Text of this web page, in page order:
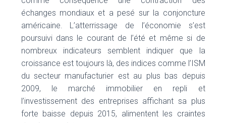
échanges mondiaux et a pesé sur la conjoncture
américaine. L’atterrissage de l’économie s’est
poursuivi dans le courant de l’été et même si de
nombreux indicateurs semblent indiquer que la
croissance est toujours là, des indices comme l’ISM
du secteur manufacturier est au plus bas depuis
2009, le marché immobilier en repli et
l’investissement des entreprises affichant sa plus
forte baisse depuis 2015, alimentent les craintes